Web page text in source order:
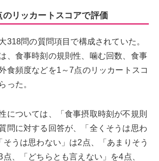
のリッカートスコアで評価
318問の質問項目で構成されていた。
、食事時刻の規則性、噛む回数、食事
食頻度などを1～7点のリッカートスコ
った。
については、「食事摂取時刻が不規則
問に対する回答が、「全くそうは思わ
そうは思わない」は2点、「あまりそう
、「どちらとも言えない」を4点、